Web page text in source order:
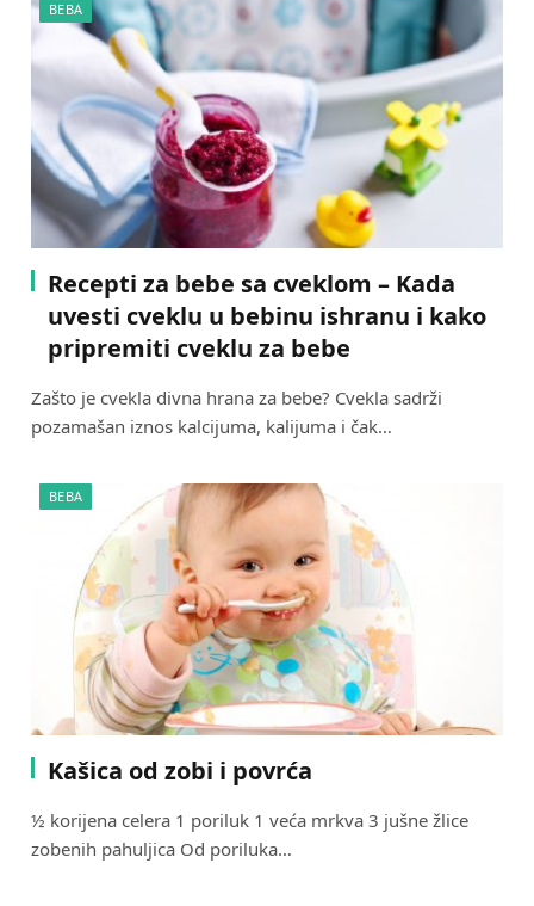
BEBA
Recepti za bebe sa cveklom – Kada
uvesti cveklu u bebinu ishranu i kako
pripremiti cveklu za bebe
Zašto je cvekla divna hrana za bebe? Cvekla sadrži
pozamašan iznos kalcijuma, kalijuma i čak…
BEBA
Kašica od zobi i povrća
½ korijena celera 1 poriluk 1 veća mrkva 3 jušne žlice
zobenih pahuljica Od poriluka…